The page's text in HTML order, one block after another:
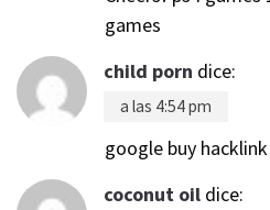
games
child porn dice:
a las 4:54 pm
google buy
coconut oil dice: